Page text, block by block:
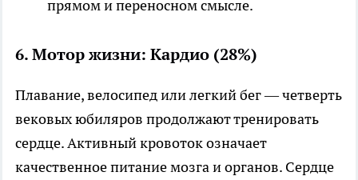
прямом и переносном смысле.
6. Мотор жизни: Кардио (28%)
Плавание, велосипед или легкий бег — четверть
вековых юбиляров продолжают тренировать
сердце. Активный кровоток означает
качественное питание мозга и органов. Сердце